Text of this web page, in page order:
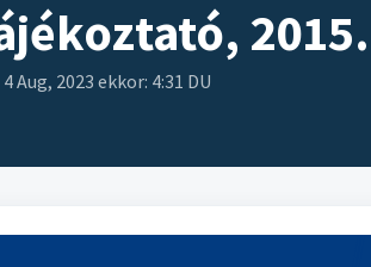
Aug, 2023 ekkor: 4:31 DU